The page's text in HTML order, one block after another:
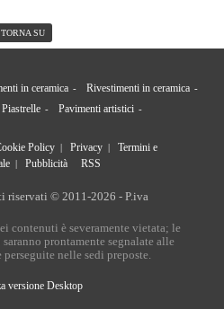
TORNA SU
in ceramica
Rivestimenti in ceramica
Piastrelle Pavimenti artistici
Policy | Privacy |
Termini e
| Pubblicità RSS
riservati © 2011-2026 - P.iva
contenuti è severamente vietata; le
prontamente segnalate alle
nelle sedi preposte.
versione Desktop